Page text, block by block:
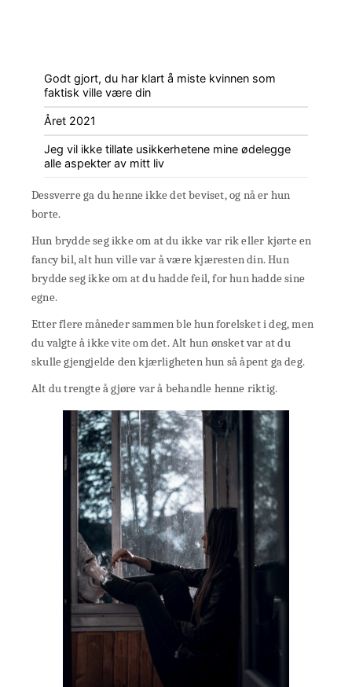
Godt gjort, du har klart å miste kvinnen som
faktisk ville være din
Året 2021
Jeg vil ikke tillate usikkerhetene mine ødelegge
alle aspekter av mitt liv
Dessverre ga du henne ikke det beviset, og nå er hun
borte.
Hun brydde seg ikke om at du ikke var rik eller kjørte en
fancy bil, alt hun ville var å være kjæresten din. Hun
brydde seg ikke om at du hadde feil, for hun hadde sine
egne.
Etter flere måneder sammen ble hun forelsket i deg, men
du valgte å ikke vite om det. Alt hun ønsket var at du
skulle gjengjelde den kjærligheten hun så åpent ga deg.
Alt du trengte å gjøre var å behandle henne riktig.